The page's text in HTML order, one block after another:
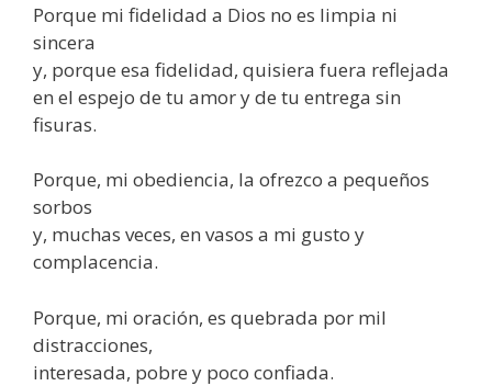
Porque mi fidelidad a Dios no es limpia ni
sincera
y, porque esa fidelidad, quisiera fuera reflejada
en el espejo de tu amor y de tu entrega sin
fisuras.
Porque, mi obediencia, la ofrezco a pequeños
sorbos
y, muchas veces, en vasos a mi gusto y
complacencia.
Porque, mi oración, es quebrada por mil
distracciones,
interesada, pobre y poco confiada.